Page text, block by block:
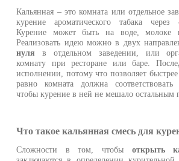
Кальянная – это комната или отдельное
курение ароматического табака через
Курение может быть на воде, молоке
Реализовать идею можно в двух
нуля в отдельном заведении, или
комнату при ресторане или баре.
исполнении, потому что позволяет
равно комната должна
чтобы курение в ней не мешало остальным
Что такое кальянная смесь для
Сложности в том, чтобы открыть